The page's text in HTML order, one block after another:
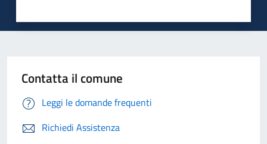
Contatta il comune
Leggi le domande frequenti
Richiedi Assistenza